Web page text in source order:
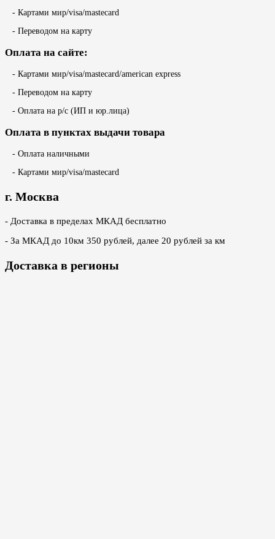
- Картами мир/visa/mastecard
- Переводом на карту
Оплата на сайте:
- Картами мир/visa/mastecard/american express
- Переводом на карту
- Оплата на р/с (ИП и юр.лица)
Оплата в пунктах выдачи товара
- Оплата наличными
- Картами мир/visa/mastecard
г. Москва
- Доставка в пределах МКАД бесплатно
- За МКАД до 10км 350 рублей, далее 20 рублей за км
Доставка в регионы